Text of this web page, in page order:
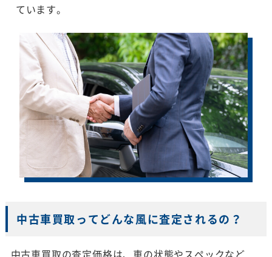
ています。
中古車買取ってどんな風に査定されるの？
中古車買取の査定価格は、車の状態やスペックなど